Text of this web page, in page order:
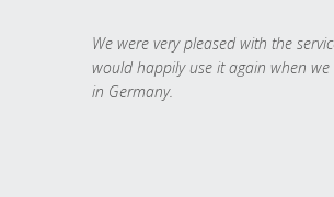
We were very pleased with the
would happily use it again when
in Germany.